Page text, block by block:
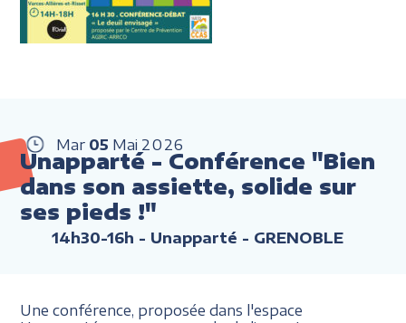
Mar 05 Mai 2026
Unapparté - Conférence "Bien
dans son assiette, solide sur
ses pieds !"
14h30-16h - Unapparté - GRENOBLE
Une conférence, proposée dans l'espace